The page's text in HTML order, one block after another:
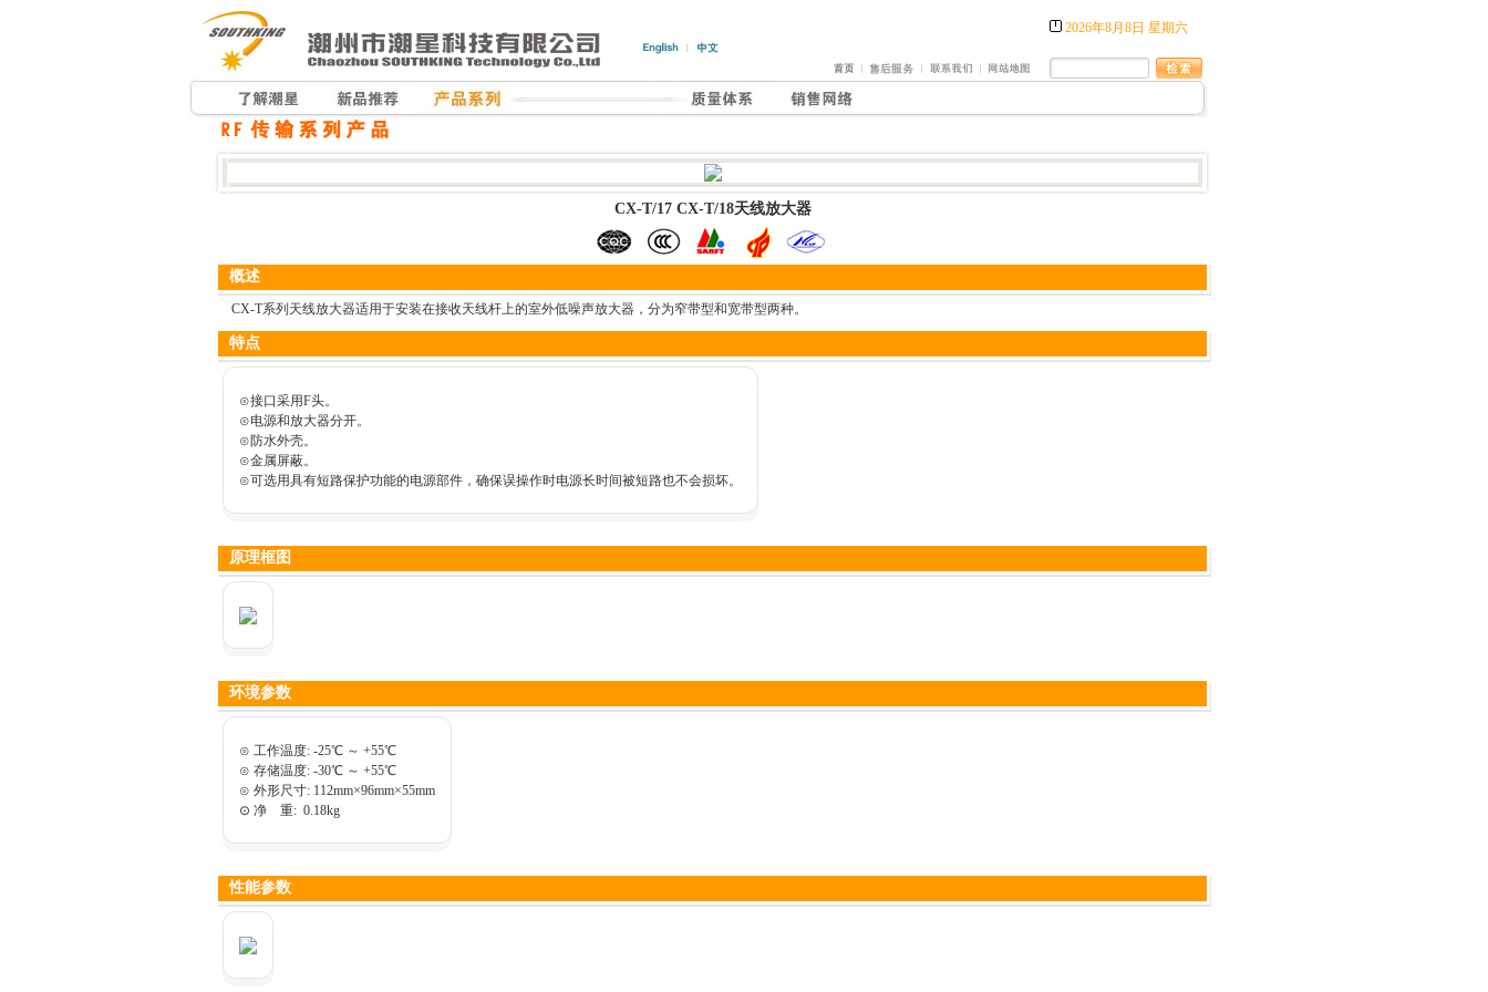
2026年8月8日 星期六
CX-T/17 CX-T/18天线放大器
概述
CX-T系列天线放大器适用于安装在接收天线杆上的室外低噪声放大器，分为窄带型和宽带型两种。
特点
⊙接口采用F头。
⊙电源和放大器分开。
⊙防水外壳。
⊙金属屏蔽。
⊙可选用具有短路保护功能的电源部件，确保误操作时电源长时间被短路也不会损坏。
原理框图
环境参数
⊙ 工作温度: -25℃ ～ +55℃
⊙ 存储温度: -30℃ ～ +55℃
⊙ 外形尺寸: 112mm×96mm×55mm
⊙ 净 重: 0.18kg
性能参数